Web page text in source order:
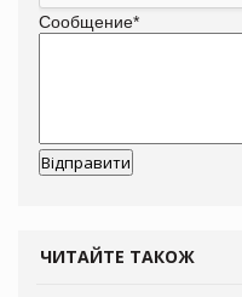
Сообщение*
ЧИТАЙТЕ ТАКОЖ